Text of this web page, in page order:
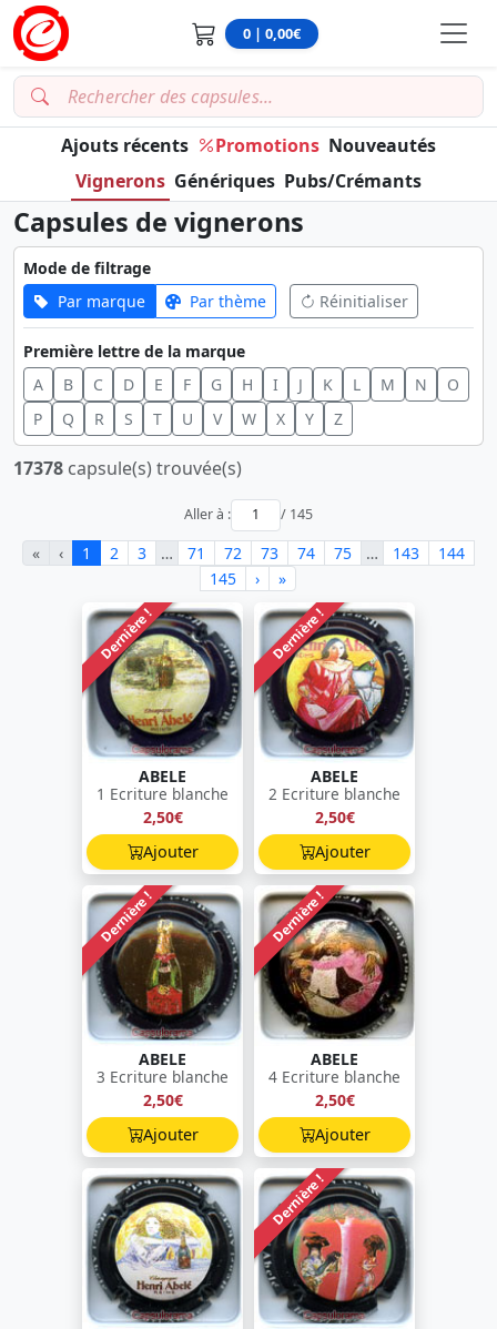
0 | 0,00€
Ajouts récents Promotions Nouveautés
Vignerons Génériques Pubs/Crémants
Capsules de vignerons
Mode de filtrage
Par marque
Par thème Réinitialiser
Première lettre de la marque
A
B C D E F G H I J K L M N
O
P
Q R S T U V W X Y Z
17378 capsule(s) trouvée(s)
Aller à : / 145
« ‹ 1 2 3 … 71 72 73 74 75 … 143
144
145
› »
Dernière !
ABELE
1 Ecriture blanche
2,50€
Ajouter
Dernière !
ABELE
2 Ecriture blanche
2,50€
Ajouter
Dernière !
ABELE
3 Ecriture blanche
2,50€
Ajouter
Dernière !
ABELE
4 Ecriture blanche
2,50€
Ajouter
Dernière !